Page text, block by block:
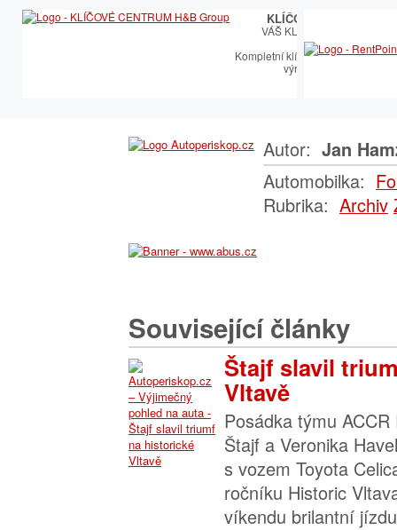
KLÍČOVÉ CENTRUM
VÁŠ KLÍČOVÝ PARTNER
Kompletní klíčařský sortiment
výroby autoklíčů
Autor: Jan
Automobilka:
Rubrika: Archiv
Související články
Štajf slavil
Vltavě
Posádka týmu
Štajf a Veronika
s vozem Toyota
ročníku Historic
víkendu brilantní